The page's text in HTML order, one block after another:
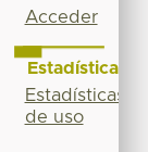
Acceder
Estadísticas
Estadísticas
de uso